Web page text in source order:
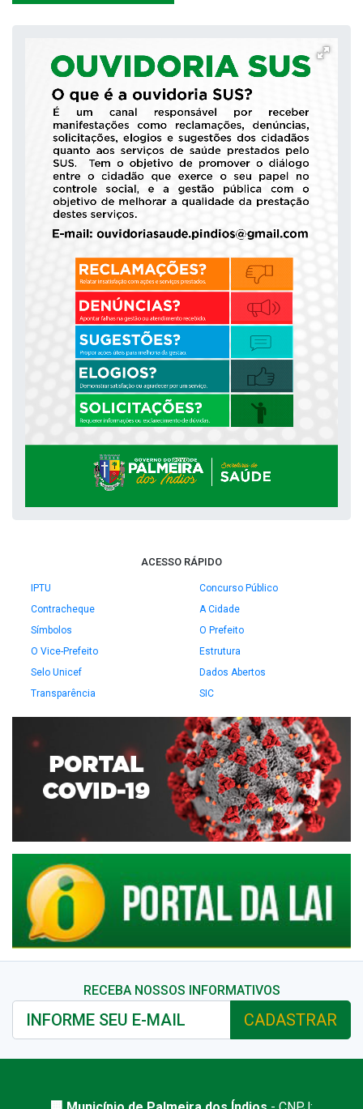
ACESSO RÁPIDO
IPTU
Concurso Público
Contracheque
A Cidade
Símbolos
O Prefeito
O Vice-Prefeito
Estrutura
Selo Unicef
Dados Abertos
Transparência
SIC
RECEBA NOSSOS INFORMATIVOS
CADASTRAR